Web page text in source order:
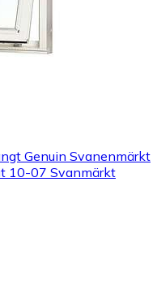
Genuin Svanenmärkt
10-07 Svanmärkt